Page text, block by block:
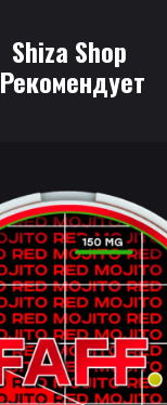
Shiza Shop
Рекомендует